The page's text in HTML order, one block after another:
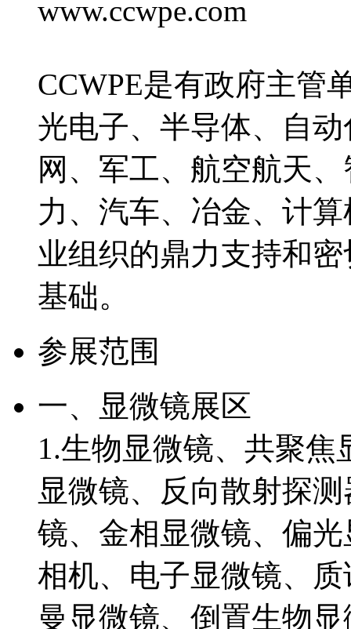
www.ccwpe.com
CCWPE是有政府主管
光电子、半导体、自
网、军工、航空航天
力、汽车、冶金、计
业组织的鼎力支持和
基础。
参展范围
一、显微镜展区
1.生物显微镜、共聚
显微镜、反向散射探
镜、金相显微镜、偏
相机、电子显微镜、
曼显微镜、倒置生物